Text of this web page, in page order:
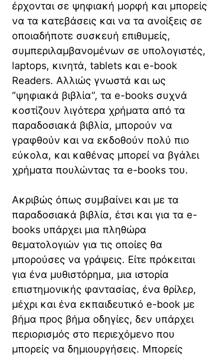
έρχονται σε ψηφιακή μορφή και μπορείς
να τα κατεβάσεις και να τα ανοίξεις σε
οποιαδήποτε συσκευή επιθυμείς,
συμπεριλαμβανομένων σε υπολογιστές,
laptops, κινητά, tablets και e-book
Readers. Αλλιώς γνωστά και ως
“ψηφιακά βιβλία”, τα e-books συχνά
κοστίζουν λιγότερα χρήματα από τα
παραδοσιακά βιβλία, μπορούν να
γραφθούν και να εκδοθούν πολύ πιο
εύκολα, και καθένας μπορεί να βγάλει
χρήματα πουλώντας τα e-books του.
Ακριβώς όπως συμβαίνει και με τα
παραδοσιακά βιβλία, έτσι και για τα e-
books υπάρχει μια πληθώρα
θεματολογιών για τις οποίες θα
μπορούσες να γράψεις. Είτε πρόκειται
για ένα μυθιστόρημα, μια ιστορία
επιστημονικής φαντασίας, ένα θρίλερ,
μέχρι και ένα εκπαιδευτικό e-book με
βήμα προς βήμα οδηγίες, δεν υπάρχει
περιορισμός στο περιεχόμενο που
μπορείς να δημιουργήσεις. Μπορείς